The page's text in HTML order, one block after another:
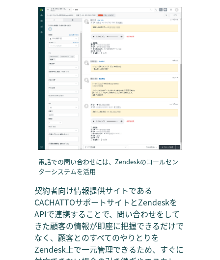
電話での問い合わせには、Zendeskのコールセン
ターシステムを活用
契約者向け情報提供サイトである
CACHATTOサポートサイトとZendeskを
APIで連携することで、問い合わせをして
きた顧客の情報が即座に把握できるだけで
なく、顧客とのすべてのやりとりを
Zendesk上で一元管理できるため、すぐに